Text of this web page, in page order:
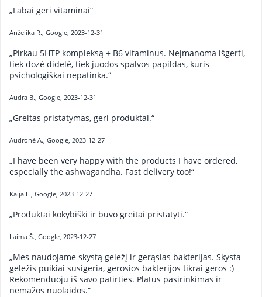
„Labai geri vitaminai“
Anželika R., Google, 2023-12-31
„Pirkau 5HTP kompleksą + B6 vitaminus. Neįmanoma išgerti,
tiek dozė didelė, tiek juodos spalvos papildas, kuris
psichologiškai nepatinka.“
Audra B., Google, 2023-12-31
„Greitas pristatymas, geri produktai.“
Audronė A., Google, 2023-12-27
„I have been very happy with the products I have ordered,
especially the ashwagandha. Fast delivery too!“
Kaija L., Google, 2023-12-27
„Produktai kokybiški ir buvo greitai pristatyti.“
Laima Š., Google, 2023-12-27
„Mes naudojame skystą geležį ir gerąsias bakterijas. Skysta
geležis puikiai susigeria, gerosios bakterijos tikrai geros :)
Rekomenduoju iš savo patirties. Platus pasirinkimas ir
nemažos nuolaidos.“